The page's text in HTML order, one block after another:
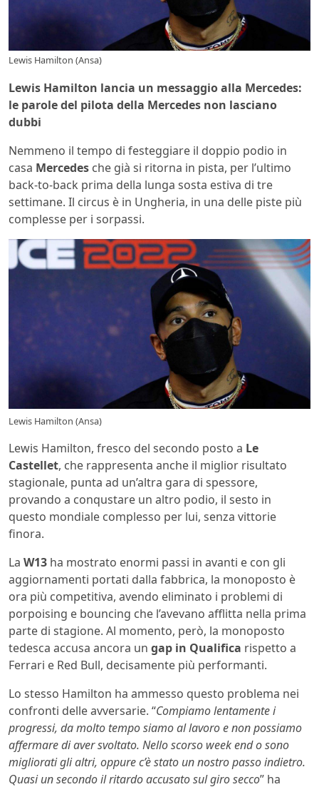
Lewis Hamilton (Ansa)
Lewis Hamilton lancia un messaggio alla Mercedes:
le parole del pilota della Mercedes non lasciano
dubbi
Nemmeno il tempo di festeggiare il doppio podio in
casa Mercedes che già si ritorna in pista, per l’ultimo
back-to-back prima della lunga sosta estiva di tre
settimane. Il circus è in Ungheria, in una delle piste più
complesse per i sorpassi.
Lewis Hamilton (Ansa)
Lewis Hamilton, fresco del secondo posto a Le
Castellet, che rappresenta anche il miglior risultato
stagionale, punta ad un’altra gara di spessore,
provando a conqustare un altro podio, il sesto in
questo mondiale complesso per lui, senza vittorie
finora.
La W13 ha mostrato enormi passi in avanti e con gli
aggiornamenti portati dalla fabbrica, la monoposto è
ora più competitiva, avendo eliminato i problemi di
porpoising e bouncing che l’avevano afflitta nella prima
parte di stagione. Al momento, però, la monoposto
tedesca accusa ancora un gap in Qualifica rispetto a
Ferrari e Red Bull, decisamente più performanti.
Lo stesso Hamilton ha ammesso questo problema nei
confronti delle avversarie. “Compiamo lentamente i
progressi, da molto tempo siamo al lavoro e non possiamo
affermare di aver svoltato. Nello scorso week end o sono
migliorati gli altri, oppure c’è stato un nostro passo indietro.
Quasi un secondo il ritardo accusato sul giro secco” ha